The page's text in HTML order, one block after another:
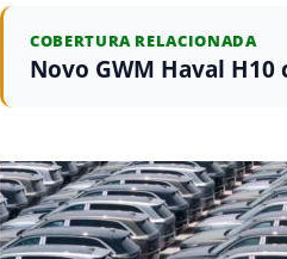
COBERTURA RELACIONADA
Novo GWM Haval